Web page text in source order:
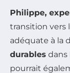
Philippe,
transition vers
adéquate à la
durables dans
pourrait